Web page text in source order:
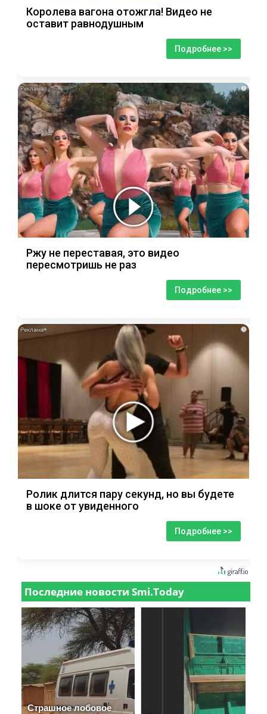
Королева вагона отожгла! Видео не
оставит равнодушным
Подробнее >>
i
Ржу не переставая, это видео
пересмотришь не раз
Подробнее >>
i
Ролик длится пару секунд, но вы будете
в шоке от увиденного
Подробнее >>